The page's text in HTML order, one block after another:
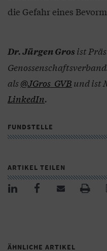
die Gefahr eines
Dr. Jürgen Gros ist
als@JGros_GVB und ist
LinkedIn.
FUNDSTELLE
ARTIKEL TEILEN
ÄHNLICHE ARTIKEL